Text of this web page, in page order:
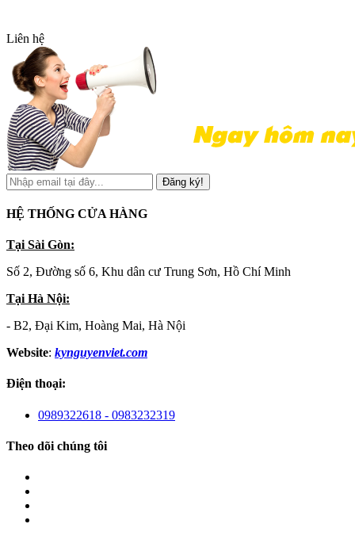
Liên hệ
Đăng ký!
HỆ THỐNG CỬA HÀNG
Tại Sài Gòn:
Số 2, Đường số 6, Khu dân cư Trung Sơn, Hồ Chí Minh
Tại Hà Nội:
- B2, Đại Kim, Hoàng Mai, Hà Nội
Website: kynguyenviet.com
Điện thoại:
0989322618 - 0983232319
Theo dõi chúng tôi